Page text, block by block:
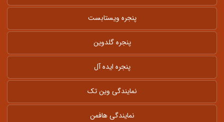
پنجره ویستابست
پنجره گلدوین
پنجره ایده آل
نمایندگی وین تک
نمایندگی هافمن